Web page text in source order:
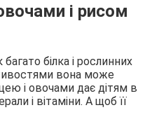
і рисом
білка і рослинних
вона може
і овочами дає дітям в
і вітаміни. А щоб її